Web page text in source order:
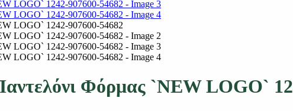
Φόρμας `NEW LOGO`